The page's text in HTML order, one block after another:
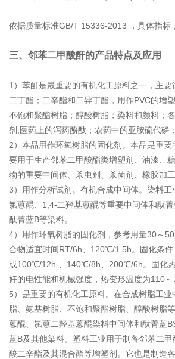
依据质量标准GB/T 15336-2013 ，具体指标
三、邻苯二甲酸酐的产品特点及应用
1）苯酐是最重要的有机化工原料之一，主要
二丁酯；二辛酯和二异丁酯，用作PVC的增
不饱和聚酯树脂；醇酸树脂；染料和颜料；
剂;医药上的泻药酚酞；农药中的亚胺硫代磷
2）本品用作环氧树脂的固化剂。本品是重要
要用于生产邻苯二甲酸酯类增塑剂、油漆、
物的重要中间体、杀虫剂、杀菌剂、橡胶加
3）用作分析试剂。有机合成中间体。染料工
氯蒽醌、1,4-二羟基蒽醌等重要中间体和酞菁
酞菁蓝B等染料。
4）用作环氧树脂的固化剂，参考用量30～
合物适宜时间RT/6h、120℃/1.5h。固化条
或100℃/12h 、140℃/8h、200℃/6h。固化热
好的电性能和机械强度，热变形温度为110～
5）是重要的有机化工原料。在合成树脂工
脂、氨基树脂、不饱和聚酯树脂、醇酸树脂
蒽醌、氯蒽二羟基蒽醌染料中间体和酞菁蓝
蓝B及其他染料。塑料工业用于制备邻苯二
酸二辛酯及其混合酯等增塑剂。它也是制造